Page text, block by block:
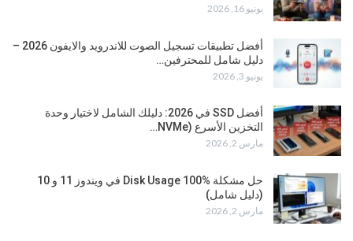
يونيو 16, 2026
أفضل تطبيقات تسجيل الصوت للاندرويد والايفون 2026 –
دليل شامل للمحترفين…
يونيو 3, 2026
أفضل SSD في 2026: دليلك الشامل لاختيار وحدة
التخزين الأسرع (NVMe…
مارس 2, 2026
حل مشكلة Disk Usage 100% في ويندوز 11 و 10
(دليل شامل)
مارس 2, 2026